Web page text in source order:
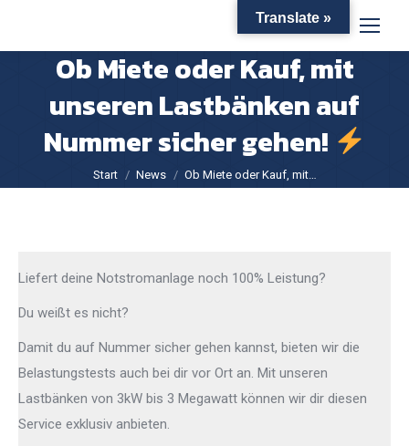
Ob Miete oder Kauf, mit
unseren Lastbänken auf
Nummer sicher gehen!
Sie befinden sich hier:
Start News Ob Miete oder Kauf, mit…
Liefert deine Notstromanlage noch 100% Leistung?
Du weißt es nicht?
Damit du auf Nummer sicher gehen kannst, bieten wir die
Belastungstests auch bei dir vor Ort an. Mit unseren
Lastbänken von 3kW bis 3 Megawatt können wir dir diesen
Service exklusiv anbieten.
Translate »